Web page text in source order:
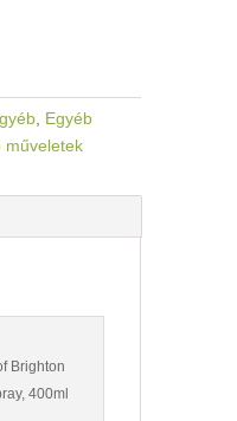
, Egyéb
műveletek
Brighton
400ml